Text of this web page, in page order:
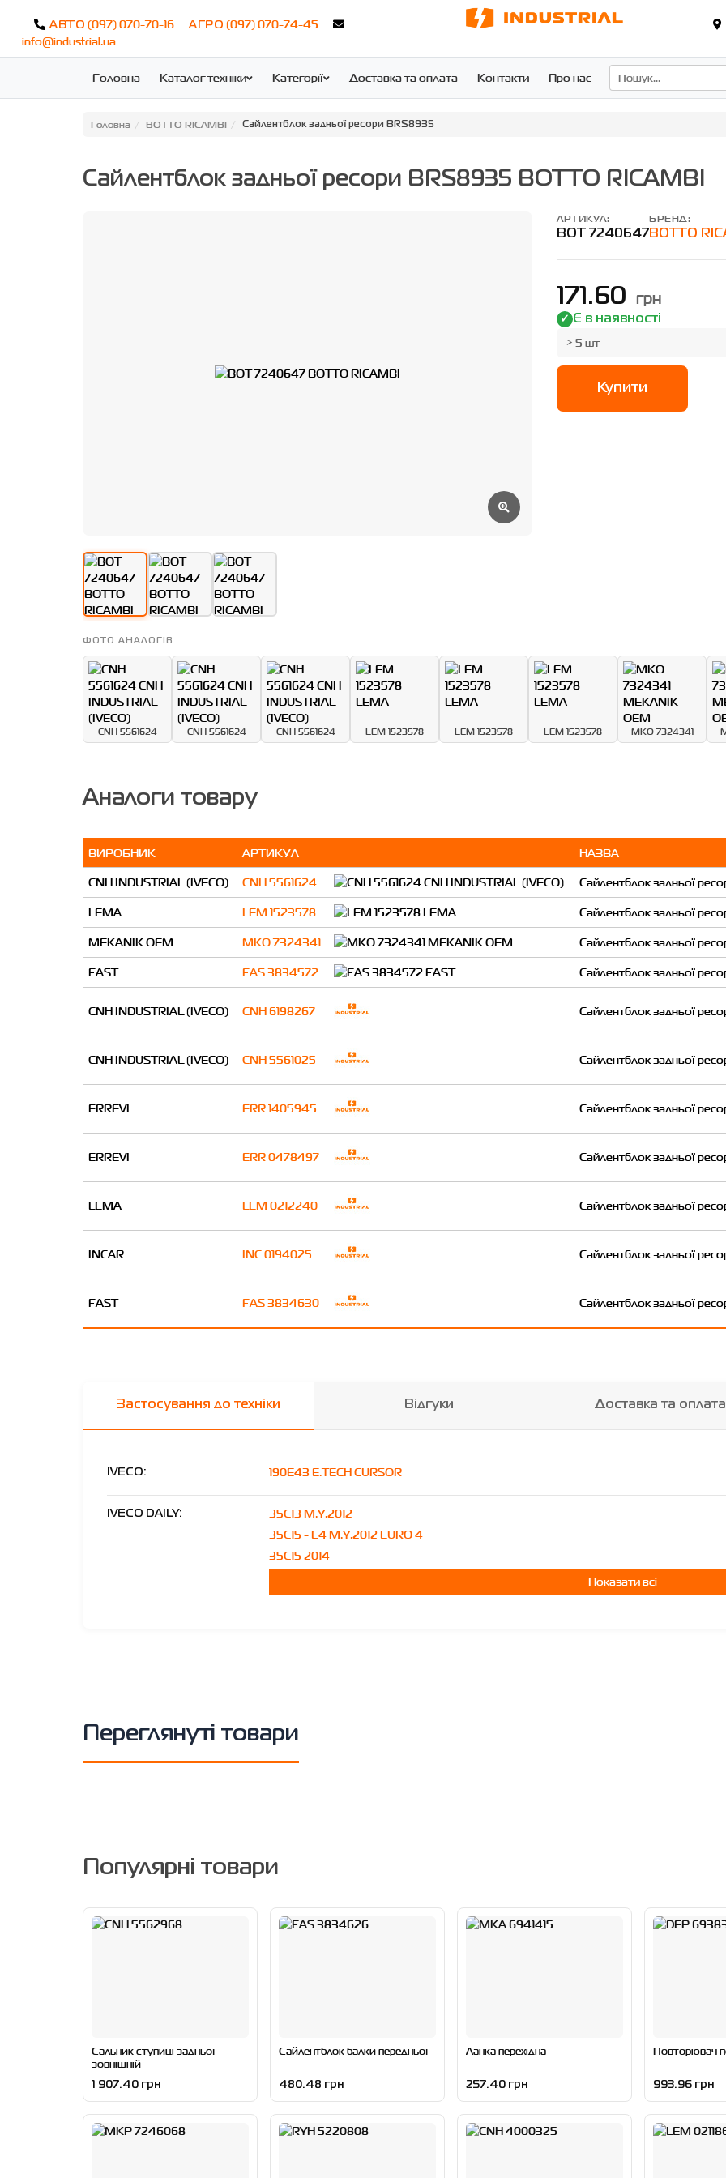
АВТО (097) 070-70-16 АГРО (097) 070-74-45
info@industrial.ua
Головна Каталог техніки Категорії Доставка та оплата Контакти Про нас
Головна BOTTO RICAMBI Сайлентблок задньої ресори BRS8935
Сайлентблок задньої ресори BRS8935 BOTTO RICAMBI
АРТИКУЛ:
BOT 7240647
БРЕНД:
BOTTO
171.60 грн
Є в наявності
> 5 шт
Купити
ФОТО АНАЛОГІВ
CNH 5561624 CNH 5561624 CNH 5561624 LEM 1523578 LEM 1523578 LEM 1523578 MKO 7324341
Аналоги товару
ВИРОБНИК АРТИКУЛ НАЗВА
CNH INDUSTRIAL (IVECO)
CNH 5561624 Сайлентблок задньої
LEMA
LEM 1523578 Сайлентблок задньої
MEKANIK OEM
MKO 7324341 Сайлентблок задньої
FAST
FAS 3834572 Сайлентблок задньої
CNH INDUSTRIAL (IVECO) CNH 6198267 Сайлентблок задньої
CNH INDUSTRIAL (IVECO) CNH 5561025 Сайлентблок задньої
ERREVI ERR 1405945 Сайлентблок задньої
ERREVI ERR 0478497 Сайлентблок задньої
LEMA LEM 0212240 Сайлентблок задньої
INCAR INC 0194025 Сайлентблок задньої
FAST FAS 3834630 Сайлентблок задньої
Застосування до техніки Відгуки Доставка та оплата
IVECO: 190E43 E.TECH CURSOR
IVECO DAILY:
35C13 M.Y.2012
35C15 - E4 M.Y.2012 EURO 4
35C15 2014
Показати всі
Переглянуті товари
Популярні товари
Сальник ступиці задньої
зовнішній
1 907.40 грн
Сайлентблок балки передньої
480.48 грн
Ланка перехідна
257.40 грн
Повторювач
993.96 грн